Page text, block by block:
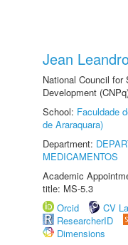
Jean
National Council for
Development
School: Faculdade
de Araraquara)
Department:
MEDICAMENTOS
Academic
title: MS-5.3
Orcid
CV
ResearcherID
Dimensions